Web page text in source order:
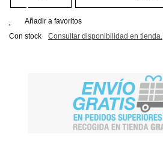
Añadir a favoritos
Con stock
Consultar disponibilidad en tienda.